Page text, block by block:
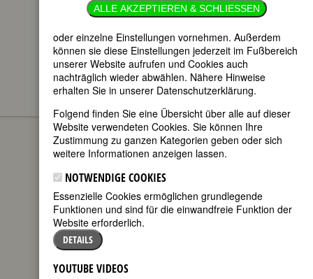
im ganzen Text
nur in Titeln
FEMBIO SPECIALS FRAUEN AUS KÖLN
Margaret Bourke-White
FEMBIO SPECIAL: FRAUEN AUS KÖLN
MARGARET BOURKE-WHITE
(Margaret
White
Name])
ALLE AKZEPTIEREN & SCHLIESSEN
oder einzelne Einstellungen vornehmen. Außerdem
können sie diese Einstellungen jederzeit im Fußbereich
unserer Website aufrufen und Cookies auch
nachträglich wieder abwählen. Nähere Hinweise
erhalten Sie in unserer Datenschutzerklärung.
Folgend finden Sie eine Übersicht über alle auf dieser
Website verwendeten Cookies. Sie können Ihre
Zustimmung zu ganzen Kategorien geben oder sich
weitere Informationen anzeigen lassen.
NOTWENDIGE COOKIES
Essenzielle Cookies ermöglichen grundlegende
Funktionen und sind für die einwandfreie Funktion der
Website erforderlich.
DETAILS
YOUTUBE VIDEOS